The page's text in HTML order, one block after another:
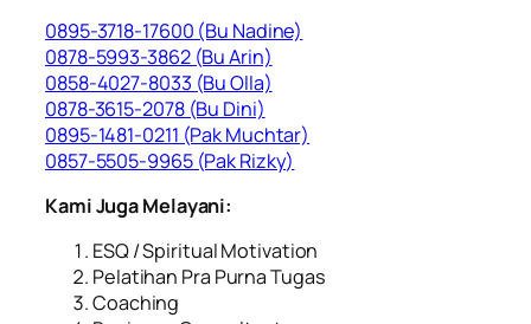
0895-3718-17600 (Bu Nadine)
0878-5993-3862 (Bu Arin)
0858-4027-8033 (Bu Olla)
0878-3615-2078 (Bu Dini)
0895-1481-0211 (Pak Muchtar)
0857-5505-9965 (Pak Rizky)
Kami Juga Melayani:
ESQ / Spiritual Motivation
Pelatihan Pra Purna Tugas
Coaching